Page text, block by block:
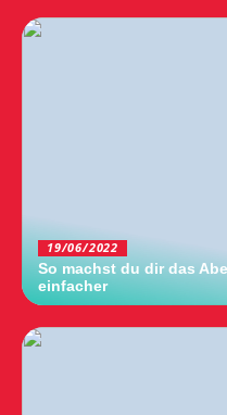
19/06/2022
So machst du dir das
einfacher